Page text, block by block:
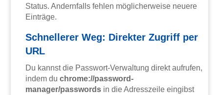
Status. Andernfalls fehlen möglicherweise neuere
Einträge.
Schnellerer Weg: Direkter Zugriff per
URL
Du kannst die Passwort-Verwaltung direkt aufrufen,
indem duchrome://password-
manager/passwords in die Adresszeile eingibst